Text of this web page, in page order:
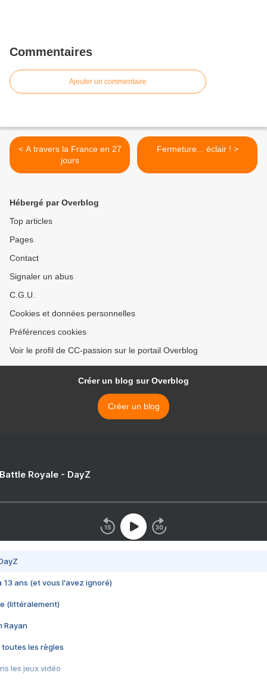
Commentaires
Ajouter un commentaire
< A travers la France en 27
jours
Fermeture... éclair ! >
Hébergé par Overblog
Top articles
Pages
Contact
Signaler un abus
C.G.U.
Cookies et données personnelles
Préférences cookies
Voir le profil de CC-passion sur le portail Overblog
Créer un blog sur Overblog
Créer un blog
Royale - DayZ
13 ans (et vous l'avez ignoré)
(littéralement)
Rayan
toutes les règles
les jeux vidéo